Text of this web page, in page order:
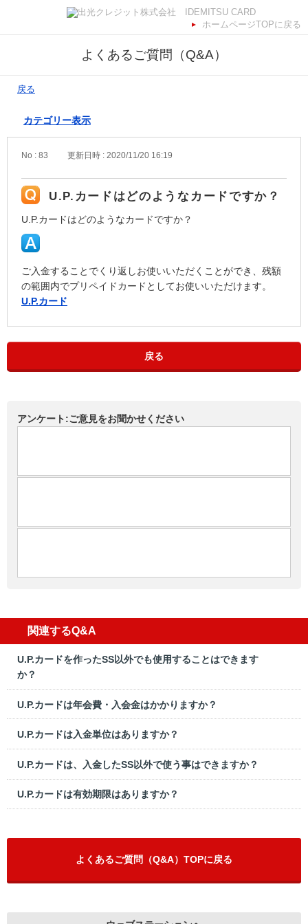
ホームページTOPに戻る
よくあるご質問（Q&A）
戻る
カテゴリー表示
No : 83 更新日時 : 2020/11/20 16:19
U.P.カードはどのようなカードですか？
U.P.カードはどのようなカードですか？
ご入金することでくり返しお使いいただくことができ、残額
の範囲内でプリペイドカードとしてお使いいただけます。
U.P.カード
戻る
アンケート:ご意見をお聞かせください
関連するQ&A
U.P.カードを作ったSS以外でも使用することはできます
か？
U.P.カードは年会費・入会金はかかりますか？
U.P.カードは入金単位はありますか？
U.P.カードは、入金したSS以外で使う事はできますか？
U.P.カードは有効期限はありますか？
よくあるご質問（Q&A）TOPに戻る